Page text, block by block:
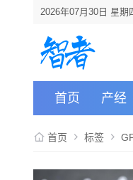
2026年07月30日 星期
首页 产经
首页 标签